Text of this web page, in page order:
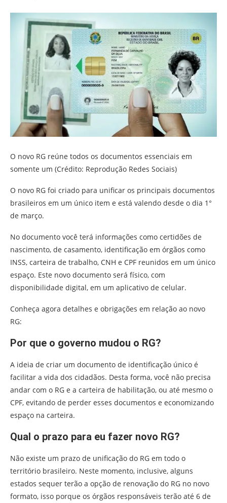
O novo RG reúne todos os documentos essenciais em
somente um (Crédito: Reprodução Redes Sociais)
O novo RG foi criado para unificar os principais documentos
brasileiros em um único item e está valendo desde o dia 1°
de março.
No documento você terá informações como certidões de
nascimento, de casamento, identificação em órgãos como
INSS, carteira de trabalho, CNH e CPF reunidos em um único
espaço. Este novo documento será físico, com
disponibilidade digital, em um aplicativo de celular.
Conheça agora detalhes e obrigações em relação ao novo
RG:
Por que o governo mudou o RG?
A ideia de criar um documento de identificação único é
facilitar a vida dos cidadãos. Desta forma, você não precisa
andar com o RG e a carteira de habilitação, ou até mesmo o
CPF, evitando de perder esses documentos e economizando
espaço na carteira.
Qual o prazo para eu fazer novo RG?
Não existe um prazo de unificação do RG em todo o
território brasileiro. Neste momento, inclusive, alguns
estados sequer terão a opção de renovação do RG no novo
formato, isso porque os órgãos responsáveis terão até 6 de